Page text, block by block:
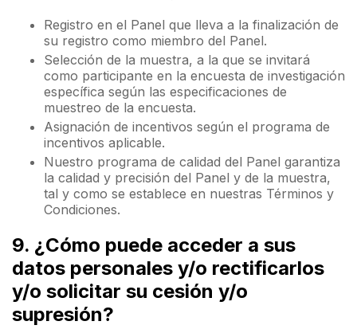
Registro en el Panel que lleva a la finalización de
su registro como miembro del Panel.
Selección de la muestra, a la que se invitará
como participante en la encuesta de investigación
específica según las especificaciones de
muestreo de la encuesta.
Asignación de incentivos según el programa de
incentivos aplicable.
Nuestro programa de calidad del Panel garantiza
la calidad y precisión del Panel y de la muestra,
tal y como se establece en nuestras Términos y
Condiciones.
9. ¿Cómo puede acceder a sus
datos personales y/o rectificarlos
y/o solicitar su cesión y/o
supresión?